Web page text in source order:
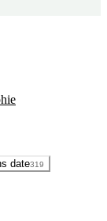
date319